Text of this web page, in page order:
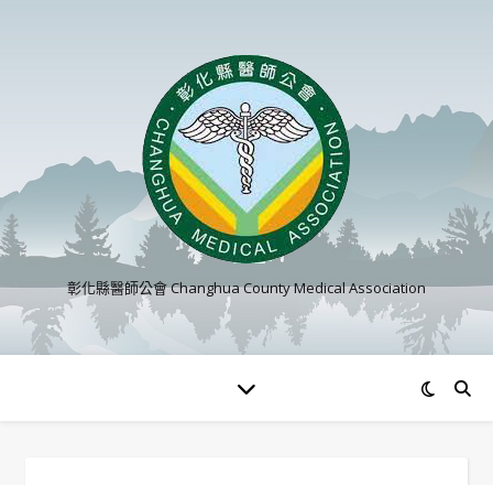
彰化縣醫師公會 Changhua County Medical Association